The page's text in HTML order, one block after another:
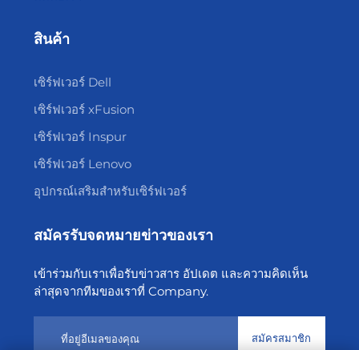
สินค้า
เซิร์ฟเวอร์ Dell
เซิร์ฟเวอร์ xFusion
เซิร์ฟเวอร์ Inspur
เซิร์ฟเวอร์ Lenovo
อุปกรณ์เสริมสำหรับเซิร์ฟเวอร์
สมัครรับจดหมายข่าวของเรา
เข้าร่วมกับเราเพื่อรับข่าวสาร อัปเดต และความคิดเห็น
ล่าสุดจากทีมของเราที่ Company.
สมัครสมาชิก